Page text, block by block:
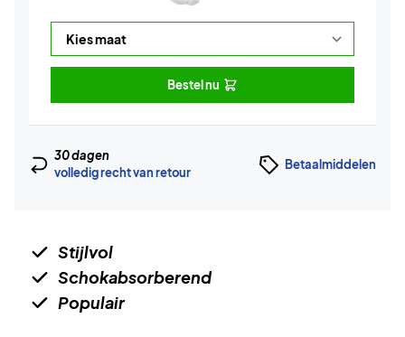
Bestel nu
30 dagen
volledig recht van retour
Betaalmiddelen
Stijlvol
Schokabsorberend
Populair